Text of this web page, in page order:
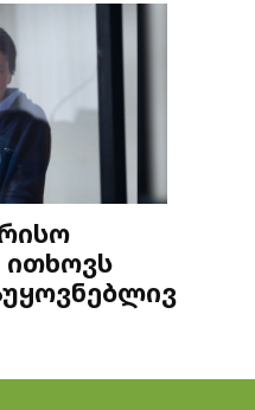
ითხოვს